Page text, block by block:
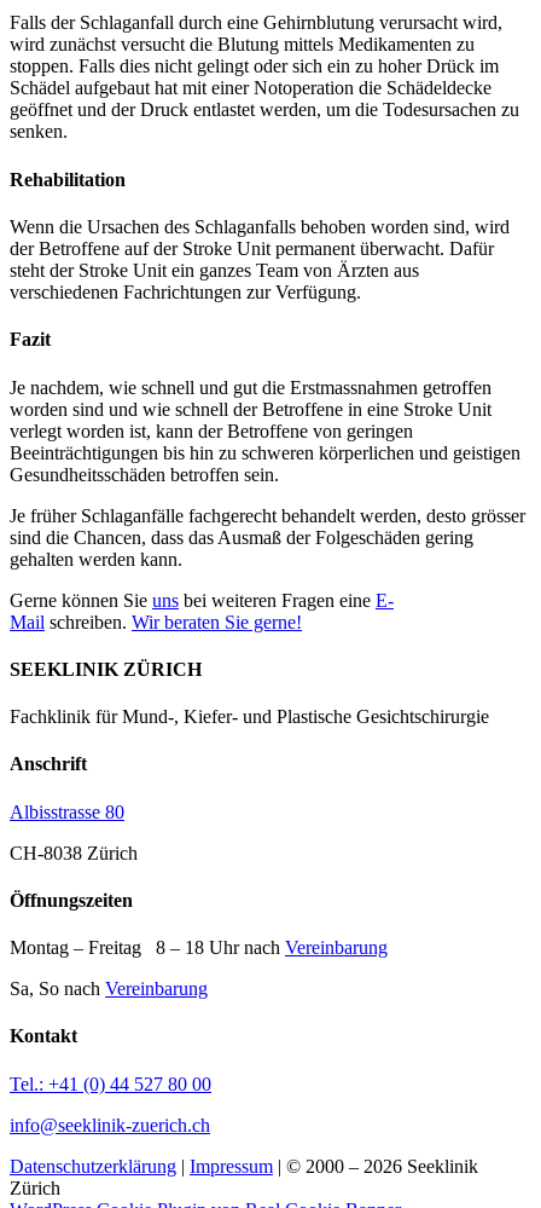
Falls der Schlaganfall durch eine Gehirnblutung verursacht wird,
wird zunächst versucht die Blutung mittels Medikamenten zu
stoppen. Falls dies nicht gelingt oder sich ein zu hoher Drück im
Schädel aufgebaut hat mit einer Notoperation die Schädeldecke
geöffnet und der Druck entlastet werden, um die Todesursachen zu
senken.
Rehabilitation
Wenn die Ursachen des Schlaganfalls behoben worden sind, wird
der Betroffene auf der Stroke Unit permanent überwacht. Dafür
steht der Stroke Unit ein ganzes Team von Ärzten aus
verschiedenen Fachrichtungen zur Verfügung.
Fazit
Je nachdem, wie schnell und gut die Erstmassnahmen getroffen
worden sind und wie schnell der Betroffene in eine Stroke Unit
verlegt worden ist, kann der Betroffene von geringen
Beeinträchtigungen bis hin zu schweren körperlichen und geistigen
Gesundheitsschäden betroffen sein.
Je früher Schlaganfälle fachgerecht behandelt werden, desto grösser
sind die Chancen, dass das Ausmaß der Folgeschäden gering
gehalten werden kann.
Gerne können Sie uns bei weiteren Fragen eine E-
Mail schreiben. Wir beraten Sie gerne!
SEEKLINIK ZÜRICH
Fachklinik für Mund-, Kiefer- und Plastische Gesichtschirurgie
Anschrift
Albisstrasse 80
CH-8038 Zürich
Öffnungszeiten
Montag – Freitag 8 – 18 Uhr nach Vereinbarung
Sa, So nach Vereinbarung
Kontakt
Tel.: +41 (0) 44 527 80 00
info@seeklinik-zuerich.ch
Datenschutzerklärung | Impressum | © 2000 – 2026 Seeklinik
Zürich